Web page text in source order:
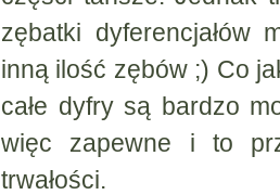
zębatki dyferencjałów
inną ilość zębów ;) Co
całe dyfry są bardzo
więc zapewne i to
trwałości.